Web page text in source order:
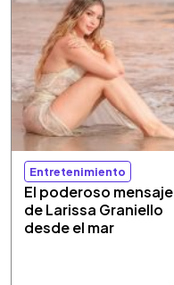
Entretenimiento
El poderoso mensaje
de Larissa Graniello
desde el mar